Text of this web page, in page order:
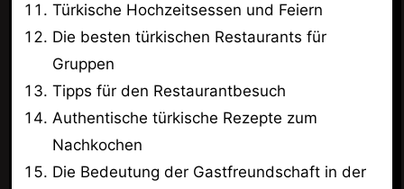
Türkische Hochzeitsessen und Feiern
Die besten türkischen Restaurants für
Gruppen
Tipps für den Restaurantbesuch
Authentische türkische Rezepte zum
Nachkochen
Die Bedeutung der Gastfreundschaft in der